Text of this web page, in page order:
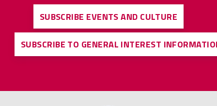
SUBSCRIBE EVENTS AND CULTURE
SUBSCRIBE TO GENERAL INTEREST